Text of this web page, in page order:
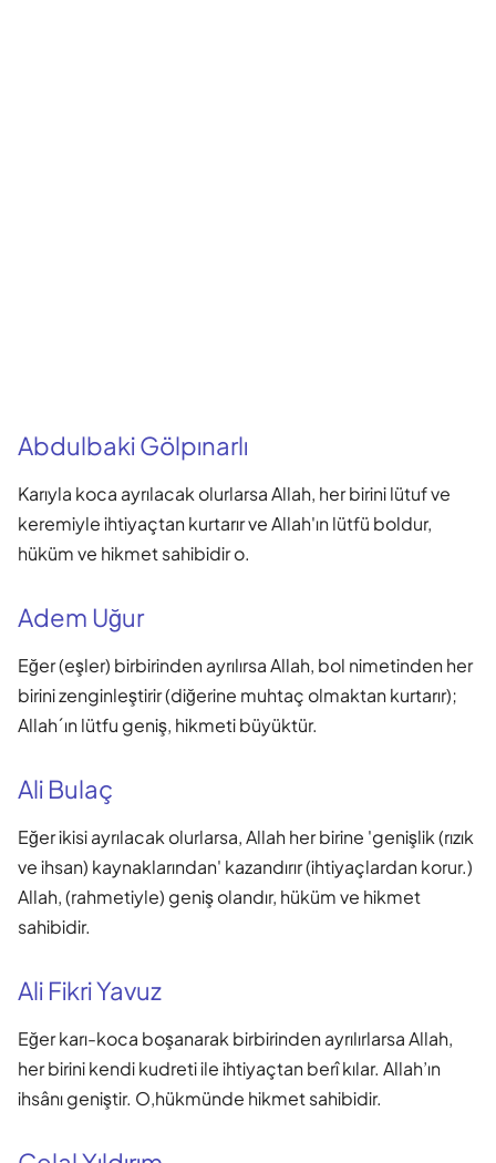
Abdulbaki Gölpınarlı
Karıyla koca ayrılacak olurlarsa Allah, her birini lütuf ve
keremiyle ihtiyaçtan kurtarır ve Allah'ın lütfü boldur,
hüküm ve hikmet sahibidir o.
Adem Uğur
Eğer (eşler) birbirinden ayrılırsa Allah, bol nimetinden her
birini zenginleştirir (diğerine muhtaç olmaktan kurtarır);
Allah´ın lütfu geniş, hikmeti büyüktür.
Ali Bulaç
Eğer ikisi ayrılacak olurlarsa, Allah her birine 'genişlik (rızık
ve ihsan) kaynaklarından' kazandırır (ihtiyaçlardan korur.)
Allah, (rahmetiyle) geniş olandır, hüküm ve hikmet
sahibidir.
Ali Fikri Yavuz
Eğer karı-koca boşanarak birbirinden ayrılırlarsa Allah,
her birini kendi kudreti ile ihtiyaçtan berî kılar. Allah’ın
ihsânı geniştir. O,hükmünde hikmet sahibidir.